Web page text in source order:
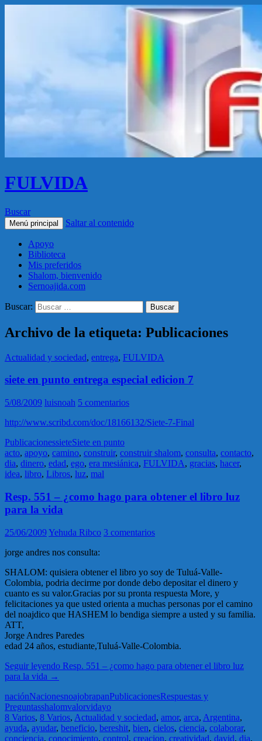
FULVIDA
Buscar
Menú principal Saltar al contenido
Apoyo
Biblioteca
Mis preferidos
Shalom, bienvenido
Sernoajida.com
Buscar:
Archivo de la etiqueta: Publicaciones
Actualidad y sociedad, entrega, FULVIDA
siete en punto entrega especial edicion 7
5/08/2009 luisnoah 5 comentarios
http://www.scribd.com/doc/18166132/Siete-7-Final
PublicacionessieteSiete en punto
acto, apoyo, camino, construir, construir shalom, consulta, contacto,
dia, dinero, edad, ego, era mesiánica, FULVIDA, gracias, hacer,
idea, libro, Libros, luz, mal
Resp. 551 – ¿como hago para obtener el libro luz
para la vida
25/06/2009Yehuda Ribco 3 comentarios
jorge andres nos consulta:
SHALOM: quisiera obtener el libro yo soy de Tuluá-Valle-
Colombia, podria decirme por donde debo depositar el dinero y
cuanto es su valor.Gracias por su pronta respuesta More, y
felicitaciones ya que usted orienta a muchas personas por el camino
del noajdico que HASHEM lo bendiga siempre a usted y su familia.
ATT,
Jorge Andres Paredes
edad 24 años, estudiante,Tuluá-Valle-Colombia.
Seguir leyendo Resp. 551 – ¿como hago para obtener el libro luz
para la vida →
naciónNacionesnoajobrapanPublicacionesRespuestas y
Preguntasshalomvalorvidayo
8 Varios, 8 Varios, Actualidad y sociedad, amor, arca, Argentina,
ayuda, ayudar, beneficio, bereshit, bien, cielos, ciencia, colaborar,
conciencia, conocimiento, control, creacion, creatividad, david, dia,